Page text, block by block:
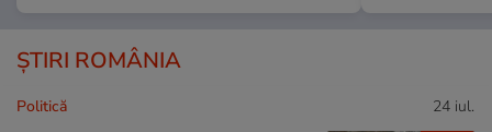
ȘTIRI ROMÂNIA
Politică 24 iul.